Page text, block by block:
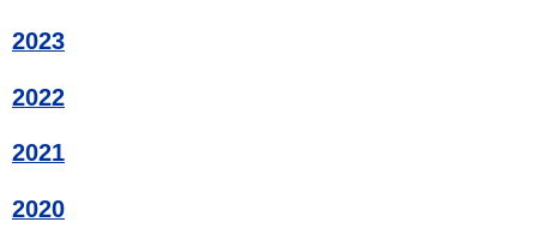
2023
2022
2021
2020